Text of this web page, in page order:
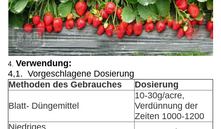
4. Verwendung:
4,1. Vorgeschlagene Dosierung
Methoden des Gebrauches
Dosierung
Blatt- Düngemittel
10-30g/acre,
Verdünnung der
Zeiten 1000-1200
Niedriges